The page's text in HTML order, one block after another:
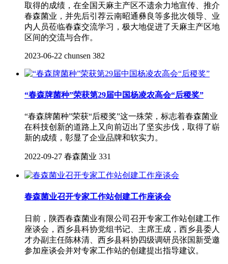
取得的成绩，在全国天麻主产区不遗余力地宣传、推介
春森菌业，并先后引荐云南昭通彝良等多批次领导、业
内人员莅临春森交流学习，极大地促进了天麻主产区地
区间的交流与合作。
2023-06-22 chunsen 382
“春森牌菌种”荣获第29届中国杨凌农高会“后稷奖”
“春森牌菌种”荣获“后稷奖”这一殊荣，标志着春森菌业
在科技创新的道路上又向前迈出了坚实步伐，取得了崭
新的成绩，彰显了企业品牌和软实力。
2022-09-27 春森菌业 331
春森菌业召开专家工作站创建工作座谈会
日前，陕西春森菌业有限公司召开专家工作站创建工作
座谈会，西乡县科协党组书记、主席王成，西乡县委人
才办副主任陈林清、西乡县科协四级调研员张国新受邀
参加座谈会并对专家工作站的创建提出指导建议。